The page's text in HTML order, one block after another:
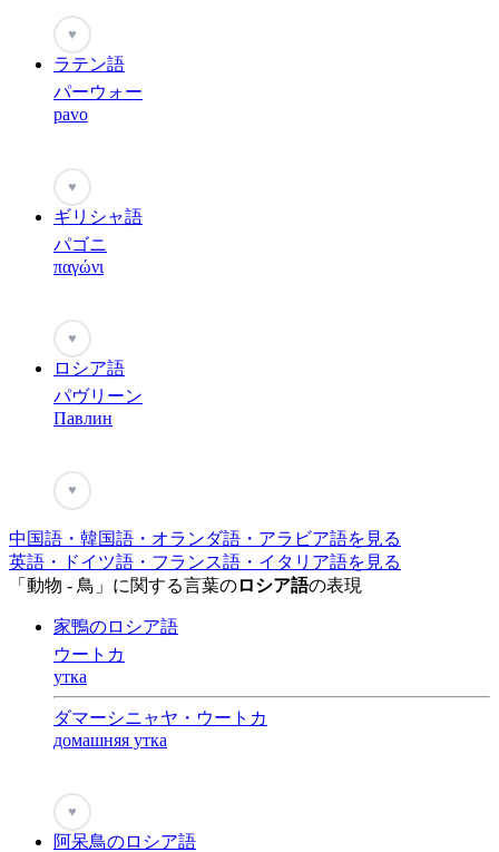
♥
ラテン語
パーウォー
pavo
♥
ギリシャ語
パゴニ
παγώνι
♥
ロシア語
パヴリーン
Павлин
♥
中国語・韓国語・オランダ語・アラビア語を見る
英語・ドイツ語・フランス語・イタリア語を見る
「動物 - 鳥」に関する言葉のロシア語の表現
家鴨のロシア語
ウートカ
утка
ダマーシニャヤ・ウートカ
домашняя утка
♥
阿呆鳥のロシア語